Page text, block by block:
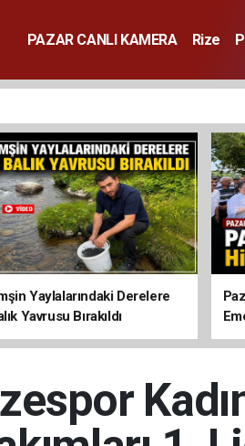
PAZAR CANLI KAMERA Rize
Yaylalarındaki Derelere
Yavrusu Bırakıldı